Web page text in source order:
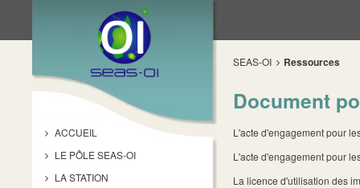
ACCUEIL
LE PÔLE SEAS-OI
LA STATION
SEAS-OI Ressources
Document
L'acte d'engagement pour
L'acte d'engagement pour
La licence d'utilisation des